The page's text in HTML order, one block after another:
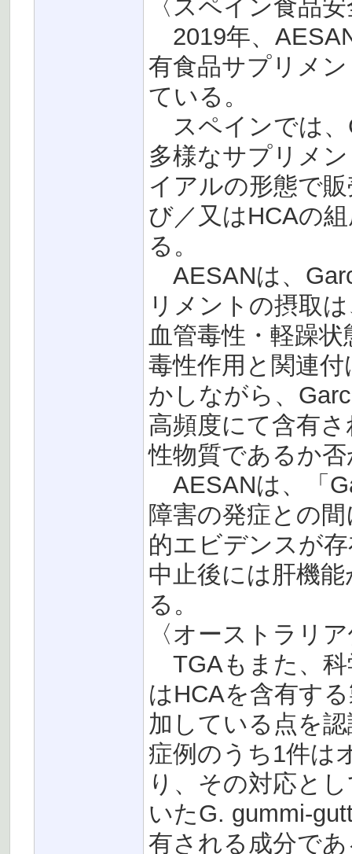
〈スペイン食品
2019年、
有食品サプリメ
ている。
スペインでは、
多様なサプリメ
イアルの形態で
び／又はHCAの
る。
AESANは、
リメントの摂取
血管毒性・軽躁
毒性作用と関連
かしながら、
高頻度にて含有
性物質であるか
AESANは、「
障害の発症との
的エビデンスが
中止後には肝機
る。
〈オーストラリ
TGAもまた、科
はHCAを含有す
加している点を
症例のうち1件は
り、その対応と
いたG. gummi-
有される成分で